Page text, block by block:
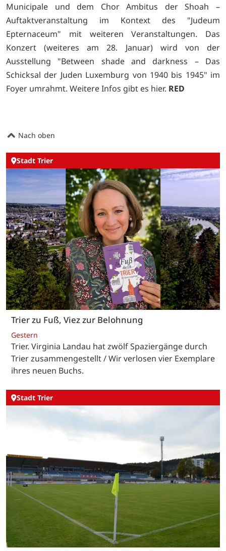
Municipale und dem Chor Ambitus der Shoah –
Auftaktveranstaltung im Kontext des "Judeum
Epternaceum" mit weiteren Veranstaltungen. Das
Konzert (weiteres am 28. Januar) wird von der
Ausstellung "Between shade and darkness – Das
Schicksal der Juden Luxemburg von 1940 bis 1945" im
Foyer umrahmt. Weitere Infos gibt es hier. RED
Nach oben
Stadt Trier
Trier zu Fuß, Viez zur Belohnung
Gestern
Trier. Virginia Landau hat zwölf Spaziergänge durch
Trier zusammengestellt / Wir verlosen vier Exemplare
ihres neuen Buchs.
Stadt Trier